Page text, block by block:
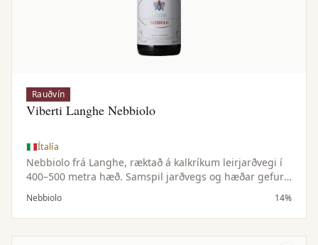
Rauðvín
Viberti Langhe Nebbiolo
Ítalía
Nebbiolo frá Langhe, ræktað á kalkríkum leirjarðvegi í
400–500 metra hæð. Samspil jarðvegs og hæðar gefur
þrúgunni einkennandi sýru og tannínbyggingu.
Nebbiolo 14%